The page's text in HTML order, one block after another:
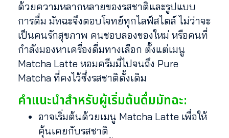
ด้วยความหลากหลายของรสชาติและรูปแบบ
การดื่ม มัทฉะจึงตอบโจทย์ทุกไลฟ์สไตล์ ไม่ว่าจะ
เป็นคนรักสุขภาพ คนชอบลองของใหม่ หรือคนที่
กำลังมองหาเครื่องดื่มทางเลือก ตั้งแต่เมนู
Matcha Latte หอมครีมมี่ไปจนถึง Pure
Matcha ที่คงไว้ซึ่งรสชาติดั้งเดิม
คำแนะนำสำหรับผู้เริ่มต้นดื่มมัทฉะ:
อาจเริ่มต้นด้วยเมนู Matcha Latte เพื่อให้
คุ้นเคยกับรสชาติ